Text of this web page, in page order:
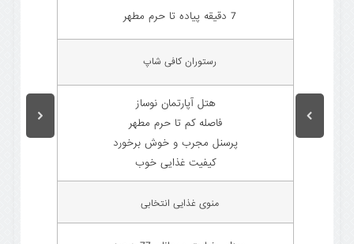
7 دقیقه پیاده تا حرم مطهر
رستوران کافی شاپ
هتل آپارتمان نوساز
فاصله کم تا حرم مطهر
پرسنل مجرب و خوش برخورد
کیفیت غذایی خوب
منوی غذایی انتخابی